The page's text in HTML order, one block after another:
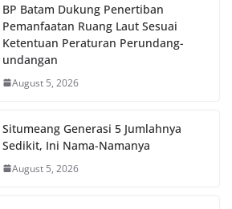
BP Batam Dukung Penertiban
Pemanfaatan Ruang Laut Sesuai
Ketentuan Peraturan Perundang-
undangan
August 5, 2026
Situmeang Generasi 5 Jumlahnya
Sedikit, Ini Nama-Namanya
August 5, 2026